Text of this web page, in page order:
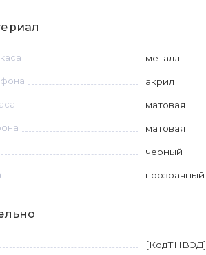
металл
акрил
матовая
матовая
черный
прозрачный
[КодТНВЭД]